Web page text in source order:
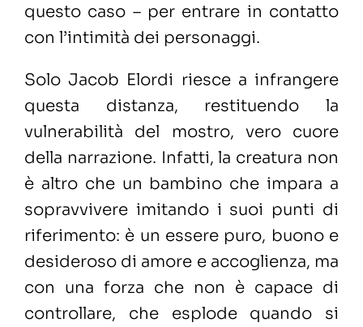
questo caso – per entrare in contatto
con l’intimità dei personaggi.
Solo Jacob Elordi riesce a infrangere
questa distanza, restituendo la
vulnerabilità del mostro, vero cuore
della narrazione. Infatti, la creatura non
è altro che un bambino che impara a
sopravvivere imitando i suoi punti di
riferimento: è un essere puro, buono e
desideroso di amore e accoglienza, ma
con una forza che non è capace di
controllare, che esplode quando si